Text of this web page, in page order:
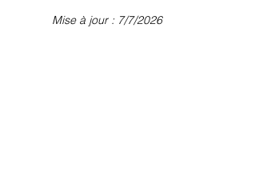
Mise à jour : 7/7/2026